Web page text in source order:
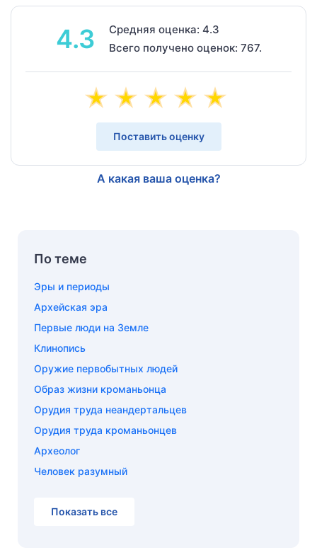
4.3
Средняя оценка: 4.3
Всего получено оценок: 767.
Поставить оценку
А какая ваша оценка?
По теме
Эры и периоды
Архейская эра
Первые люди на Земле
Клинопись
Оружие первобытных людей
Образ жизни кроманьонца
Орудия труда неандертальцев
Орудия труда кроманьонцев
Археолог
Человек разумный
Показать все